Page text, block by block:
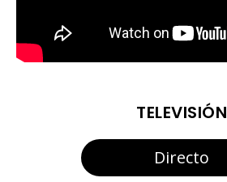
TELEVISIÓN
Directo